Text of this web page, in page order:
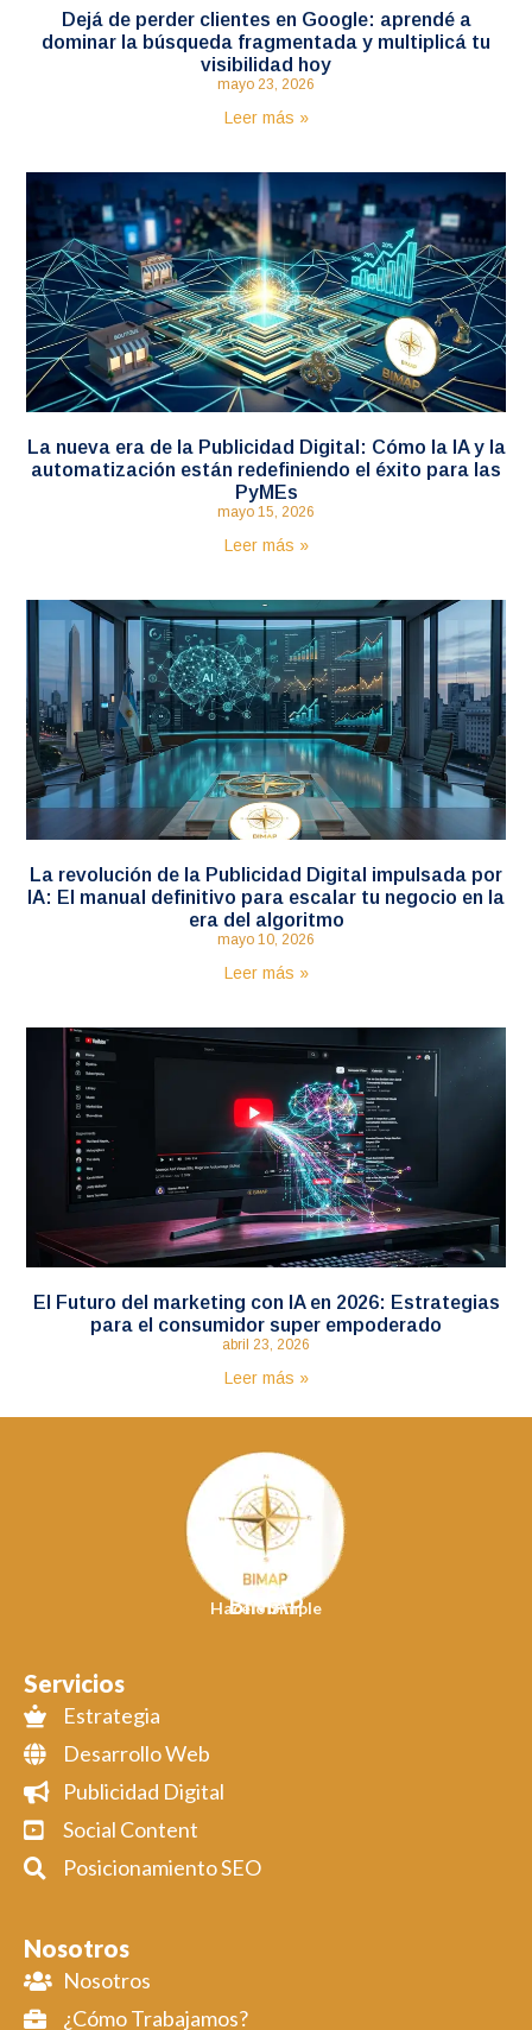
Dejá de perder clientes en Google: aprendé a
dominar la búsqueda fragmentada y multiplicá tu
visibilidad hoy
mayo 23, 2026
Leer más »
La nueva era de la Publicidad Digital: Cómo la IA y la
automatización están redefiniendo el éxito para las
PyMEs
mayo 15, 2026
Leer más »
La revolución de la Publicidad Digital impulsada por
IA: El manual definitivo para escalar tu negocio en la
era del algoritmo
mayo 10, 2026
Leer más »
El Futuro del marketing con IA en 2026: Estrategias
para el consumidor super empoderado
abril 23, 2026
Leer más »
BIMAP
Hacelo Simple
Servicios
Estrategia
Desarrollo Web
Publicidad Digital
Social Content
Posicionamiento SEO
Nosotros
Nosotros
¿Cómo Trabajamos?